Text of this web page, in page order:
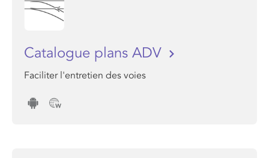
Catalogue plans ADV
Faciliter l'entretien des voies